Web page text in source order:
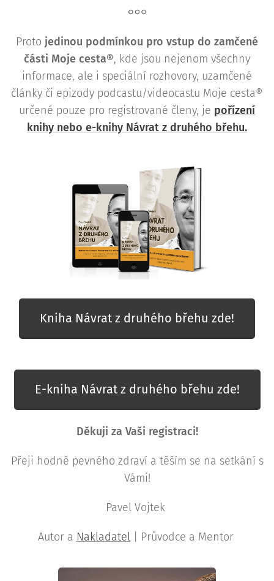
Proto jedinou podmínkou pro vstup do zamčené
části Moje cesta®, kde jsou nejenom všechny
informace, ale i speciální rozhovory, uzamčené
články či epizody podcastu/videocastu Moje cesta®
určené pouze pro registrované členy, je pořízení
knihy nebo e-knihy Návrat z druhého břehu.
Kniha Návrat z druhého břehu zde!
E-kniha Návrat z druhého břehu zde!
Děkuji za Vaši registraci!
Přeji hodně pevného zdraví a těším se na setkání s
Vámi!
Pavel Vojtek
Autor a Nakladatel| Průvodce a Mentor